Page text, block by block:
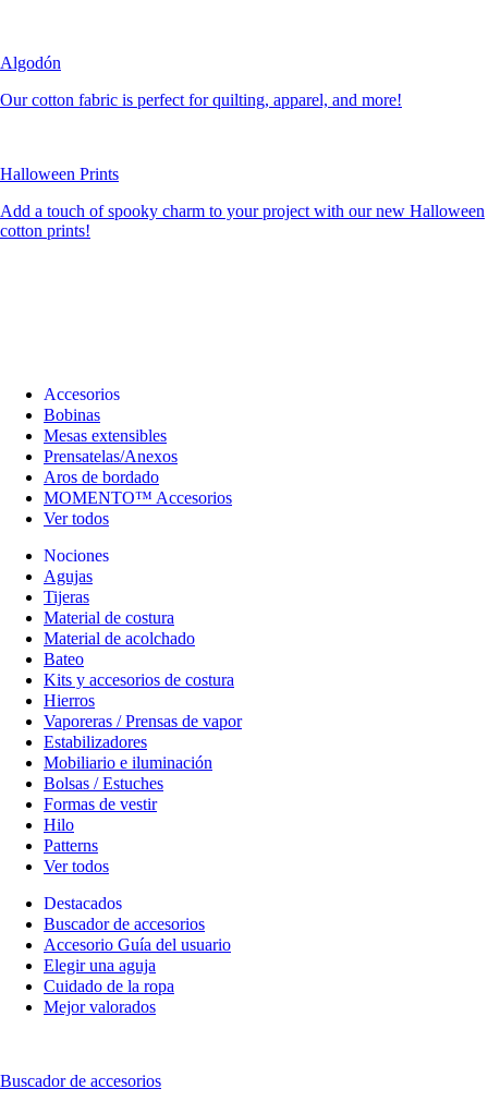
Algodón
Our cotton fabric is perfect for quilting, apparel, and more!
Halloween Prints
Add a touch of spooky charm to your project with our new Halloween
cotton prints!
Accesorios
Bobinas
Mesas extensibles
Prensatelas/Anexos
Aros de bordado
MOMENTO™ Accesorios
Ver todos
Nociones
Agujas
Tijeras
Material de costura
Material de acolchado
Bateo
Kits y accesorios de costura
Hierros
Vaporeras / Prensas de vapor
Estabilizadores
Mobiliario e iluminación
Bolsas / Estuches
Formas de vestir
Hilo
Patterns
Ver todos
Destacados
Buscador de accesorios
Accesorio Guía del usuario
Elegir una aguja
Cuidado de la ropa
Mejor valorados
Buscador de accesorios